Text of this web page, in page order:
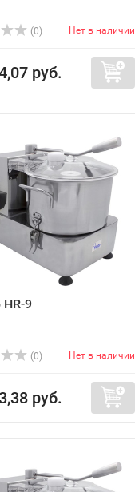
(0) Нет в наличии
руб.
HR-9
(0) Нет в наличии
руб.